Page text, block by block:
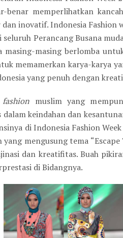
benar memperlihatkan
inovatif. Indonesia Fashion
Perancang Busana
masing-masing berlomba
memamerkan karya-karya
yang penuh dengan
fashion muslim yang
keindahan dan
di Indonesia Fashion
mengusung tema
dan kreatifitas. Buah
di Bidangnya.